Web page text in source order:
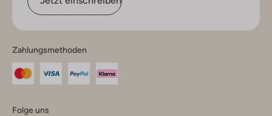
Zahlungsmethoden
Folge uns